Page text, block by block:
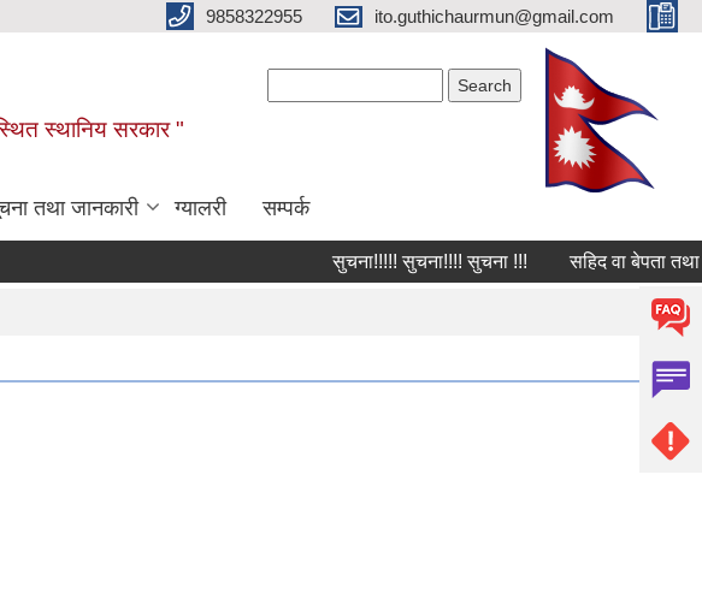
9858322955 ito.guthichaurmun@gmail.com
स्थानिय सरकार "
तथा जानकारी ग्यालरी सम्पर्क
सुचना!!!!! सुचना!!!! सुचना !!! सहिद वा बेपता तथा